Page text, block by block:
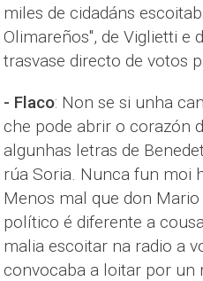
miles de cidadáns
Olimareños", de Viglietti e
trasvase directo de votos
- Flaco: Non se si unha
che pode abrir o corazón
algunhas letras de
rúa Soria. Nunca fun moi
Menos mal que don
político é diferente a
malia escoitar na radio a
convocaba a loitar por un